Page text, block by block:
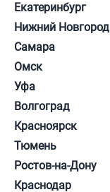
Екатеринбург
Нижний Новгород
Самара
Омск
Уфа
Волгоград
Красноярск
Тюмень
Ростов-на-Дону
Краснодар